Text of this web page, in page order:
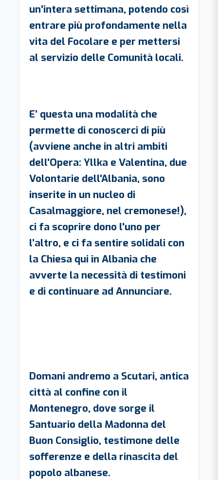
un'intera settimana, potendo così
entrare più profondamente nella
vita del Focolare e per mettersi
al servizio delle Comunità locali.
E’ questa una modalità che
permette di conoscerci di più
(avviene anche in altri ambiti
dell'Opera: Yllka e Valentina, due
Volontarie dell'Albania, sono
inserite in un nucleo di
Casalmaggiore, nel cremonese!),
ci fa scoprire dono l'uno per
l’altro, e ci fa sentire solidali con
la Chiesa qui in Albania che
avverte la necessità di testimoni
e di continuare ad Annunciare.
Domani andremo a Scutari, antica
città al confine con il
Montenegro, dove sorge il
Santuario della Madonna del
Buon Consiglio, testimone delle
sofferenze e della rinascita del
popolo albanese.